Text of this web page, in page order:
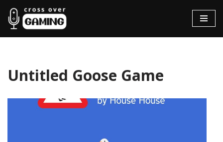
Hopp
til
Untitled Goose Game